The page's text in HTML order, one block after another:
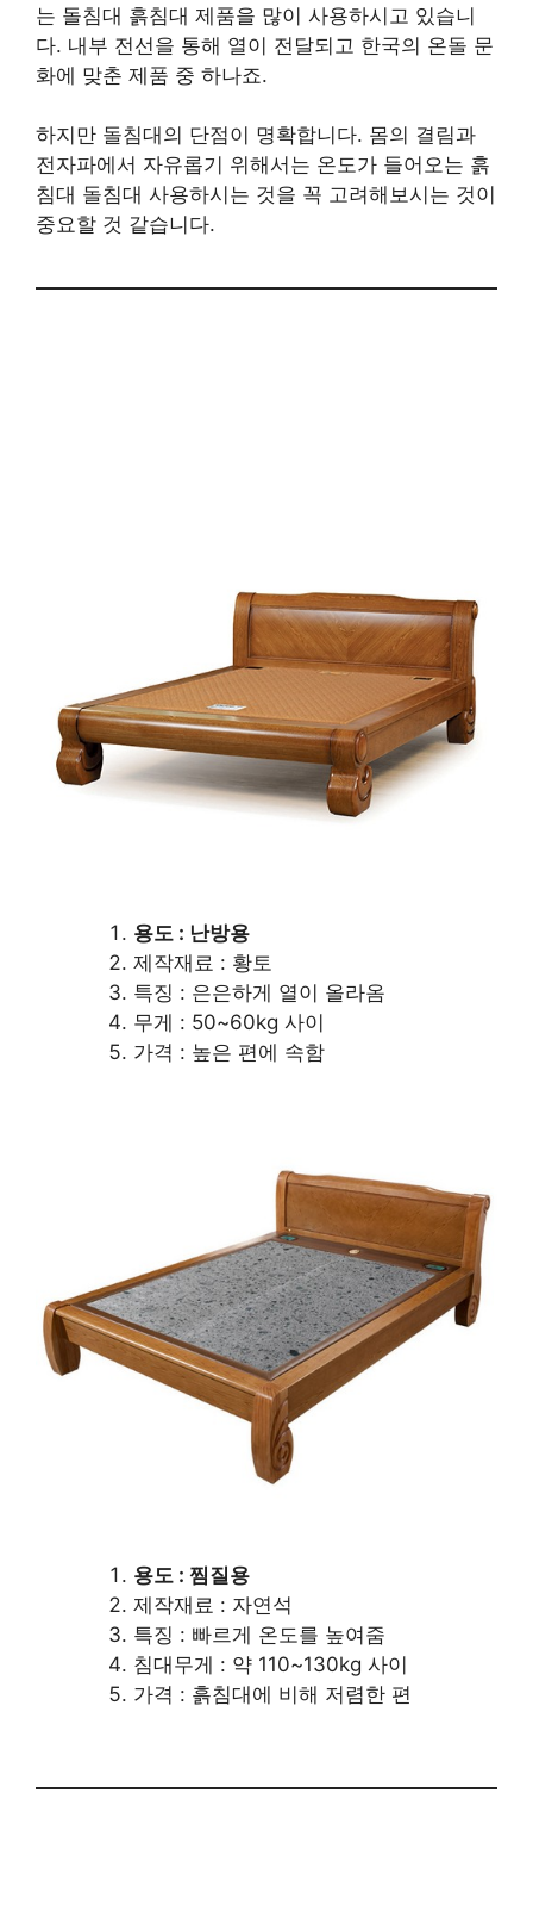
는 돌침대 흙침대 제품을 많이 사용하시고 있습니
다. 내부 전선을 통해 열이 전달되고 한국의 온돌 문
화에 맞춘 제품 중 하나죠.
하지만 돌침대의 단점이 명확합니다. 몸의 결림과
전자파에서 자유롭기 위해서는 온도가 들어오는 흙
침대 돌침대 사용하시는 것을 꼭 고려해보시는 것이
중요할 것 같습니다.
용도 : 난방용
제작재료 : 황토
특징 : 은은하게 열이 올라옴
무게 : 50~60kg 사이
가격 : 높은 편에 속함
용도 : 찜질용
제작재료 : 자연석
특징 : 빠르게 온도를 높여줌
침대무게 : 약 110~130kg 사이
가격 : 흙침대에 비해 저렴한 편